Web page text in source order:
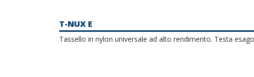
T-NUX E
Tassello in nylon universale ad alto rendimento. Testa